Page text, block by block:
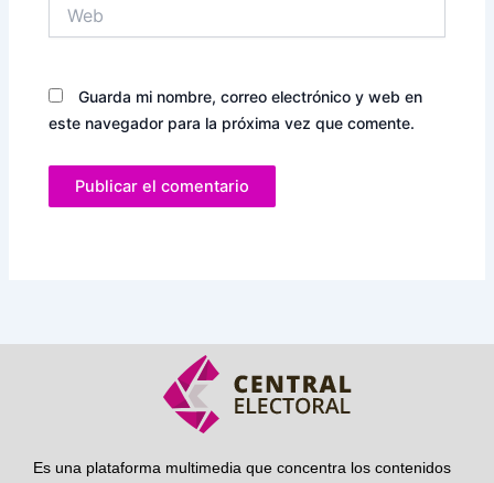
Guarda mi nombre, correo electrónico y web en
este navegador para la próxima vez que comente.
Es una plataforma multimedia que concentra los contenidos